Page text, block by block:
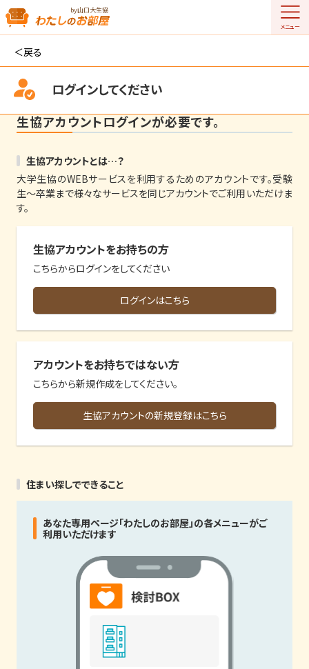
by山口大生協
メニュー
戻る
ログインしてください
生協アカウントログインが必要です。
生協アカウントとは…？
大学生協のWEBサービスを利用するためのアカウントです。受験
生〜卒業まで様々なサービスを同じアカウントでご利用いただけま
す。
生協アカウントをお持ちの方
こちらからログインをしてください
ログインはこちら
アカウントをお持ちではない方
こちらから新規作成をしてください。
生協アカウントの新規登録はこちら
住まい探しでできること
あなた専用ページ「わたしのお部屋」の各メニューがご
利用いただけます